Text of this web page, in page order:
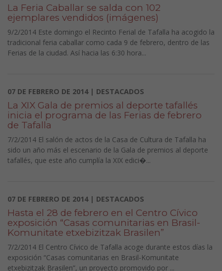
La Feria Caballar se salda con 102
ejemplares vendidos (imágenes)
9/2/2014 Este domingo el Recinto Ferial de Tafalla ha acogido la
tradicional feria caballar como cada 9 de febrero, dentro de las
Ferias de la ciudad. Así hacia las 6:30 hora...
07 DE FEBRERO DE 2014 | DESTACADOS
La XIX Gala de premios al deporte tafallés
inicia el programa de las Ferias de febrero
de Tafalla
7/2/2014 El salón de actos de la Casa de Cultura de Tafalla ha
sido un año más el escenario de la Gala de premios al deporte
tafallés, que este año cumplía la XIX edici�...
07 DE FEBRERO DE 2014 | DESTACADOS
Hasta el 28 de febrero en el Centro Cívico
exposición “Casas comunitarias en Brasil-
Komunitate etxebizitzak Brasilen”
7/2/2014 El Centro Cívico de Tafalla acoge durante estos días la
exposición “Casas comunitarias en Brasil-Komunitate
etxebizitzak Brasilen”, un proyecto promovido por ...